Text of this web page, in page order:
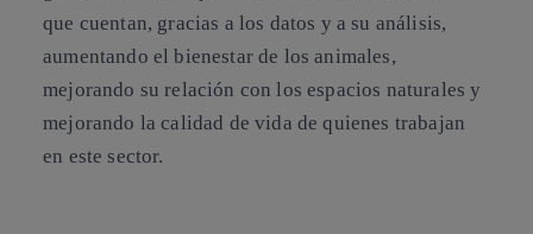
que cuentan, gracias a los datos y a su análisis,
aumentando el bienestar de los animales,
mejorando su relación con los espacios naturales y
mejorando la calidad de vida de quienes trabajan
en este sector.